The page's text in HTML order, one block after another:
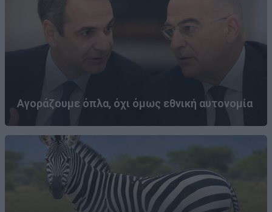
Αγοράζουμε όπλα, όχι όμως εθνική αυτονομία